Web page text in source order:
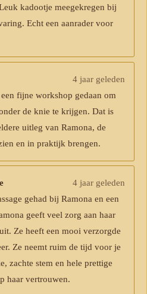
kadootje meegekregen bij
Echt een aanrader voor
4 jaar geleden
fijne workshop gedaan om
de knie te krijgen. Dat is
uitleg van Ramona, de
en in praktijk brengen.
4 jaar geleden
gehad bij Ramona en een
geeft veel zorg aan haar
Ze heeft een mooi verzorgde
Ze neemt ruim de tijd voor je
zachte stem en hele prettige
haar vertrouwen.